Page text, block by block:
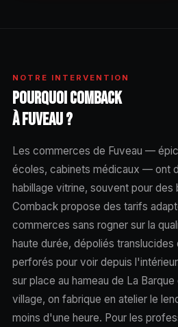
NOTRE INTERVENTION
POURQUOI COMBACK
À FUVEAU ?
Les commerces de Fuveau —
écoles, cabinets médicaux — ont
habillage vitrine, souvent pour des
Comback propose des tarifs
commerces sans rogner sur la
haute durée, dépoliés
perforés pour voir depuis
sur place au hameau de La
village, on fabrique en atelier le
moins d'une heure. Pour les